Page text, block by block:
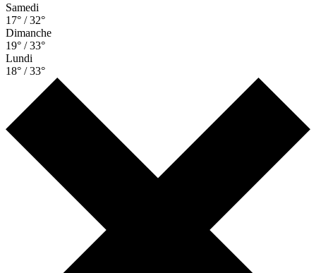
Samedi
17° / 32°
Dimanche
19° / 33°
Lundi
18° / 33°